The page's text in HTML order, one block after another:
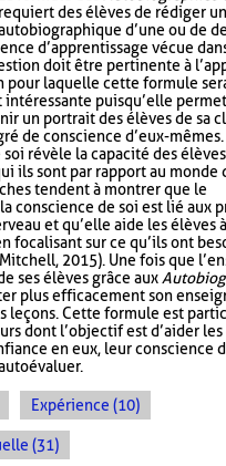
requiert des élèves de rédiger
d’une ou de
d’apprentissage vécue
doit être pertinente à
pour laquelle cette formule
puisqu’elle
un portrait des élèves de sa
de conscience d’eux-
révèle la capacité des
ils sont par rapport au monde
tendent à montrer que le
conscience de soi est lié aux
et qu’elle aide les élèves
focalisant sur ce qu’ils ont
2015). Une fois que
ses élèves grâce aux
plus efficacement son
leçons. Cette formule est
dont l’objectif est d’aider les
en eux, leur conscience
Expérience (10)
(31)